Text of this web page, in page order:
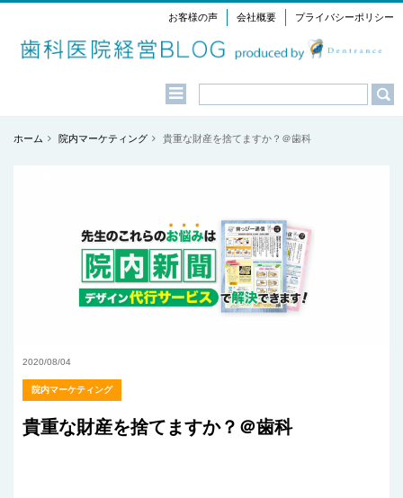
お客様の声 会社概要 プライバシーポリシー
ホーム 院内マーケティング 貴重な財産を捨てますか？＠歯科
2020/08/04
院内マーケティング
貴重な財産を捨てますか？＠歯科